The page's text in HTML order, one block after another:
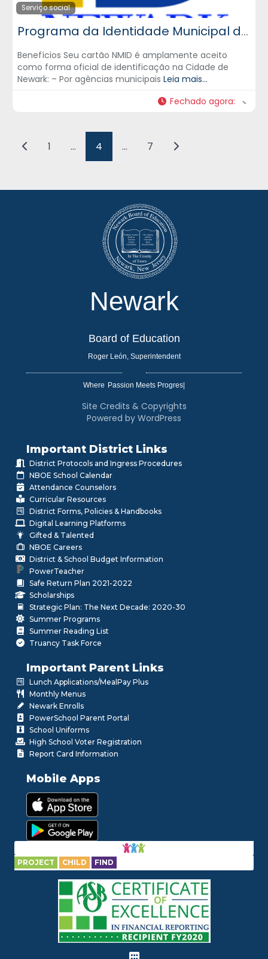
Serviço social
Programa da Identidade Municipal da Cidade de Newark
Benefícios Seu cartão NMID é amplamente aceito
como forma oficial de identificação na Cidade de
Newark: – Por agências municipais Leia mais...
Fechado agora:
Posts navigation
Newer posts
1 … 4 … 7 Older posts
Newark
Board of Education
Roger León, Superintendent
Where
Site Credits & Copyrights
Powered by WordPress
Important District Links
District Protocols and Ingress Procedures
NBOE School Calendar
Attendance Counselors
Curricular Resources
District Forms, Policies & Handbooks
Digital Learning Platforms
Gifted & Talented
NBOE Careers
District & School Budget Information
PowerTeacher
Safe Return Plan 2021-2022
Scholarships
Strategic Plan: The Next Decade: 2020-30
Summer Programs
Summer Reading List
Truancy Task Force
Important Parent Links
Lunch Applications/MealPay Plus
Monthly Menus
Newark Enrolls
PowerSchool Parent Portal
School Uniforms
High School Voter Registration
Report Card Information
Mobile Apps
PROJECT CHILD FIND